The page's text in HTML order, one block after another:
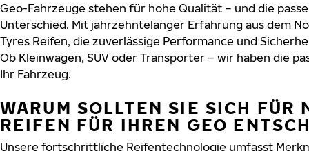
Geo-Fahrzeuge stehen für hohe Qualität – und die
Unterschied. Mit jahrzehntelanger Erfahrung aus dem
Tyres Reifen, die zuverlässige Performance und
Ob Kleinwagen, SUV oder Transporter – wir haben die
Ihr Fahrzeug.
WARUM SOLLTEN SIE SICH FÜR
REIFEN FÜR IHREN GEO
Unsere fortschrittliche Reifentechnologie umfasst